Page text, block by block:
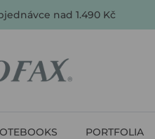
nad 1.490 Kč
PORTFOLIA